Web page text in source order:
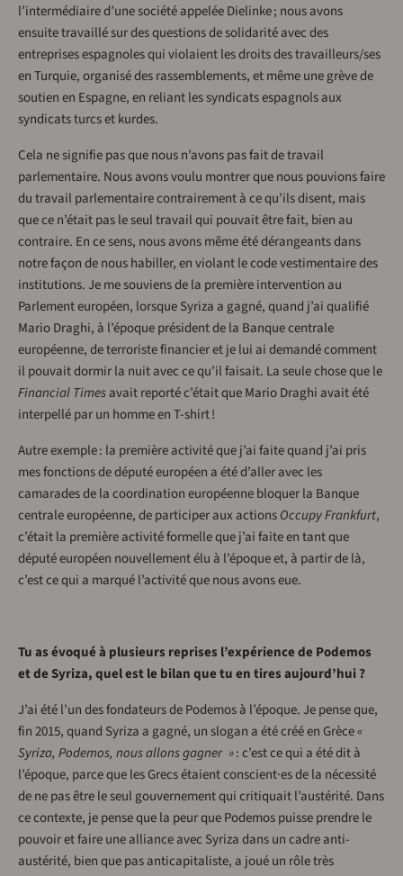
l’intermédiaire d’une société appelée Dielinke ; nous avons
ensuite travaillé sur des questions de solidarité avec des
entreprises espagnoles qui violaient les droits des travailleurs/ses
en Turquie, organisé des rassemblements, et même une grève de
soutien en Espagne, en reliant les syndicats espagnols aux
syndicats turcs et kurdes.
Cela ne signifie pas que nous n’avons pas fait de travail
parlementaire. Nous avons voulu montrer que nous pouvions faire
du travail parlementaire contrairement à ce qu’ils disent, mais
que ce n’était pas le seul travail qui pouvait être fait, bien au
contraire. En ce sens, nous avons même été dérangeants dans
notre façon de nous habiller, en violant le code vestimentaire des
institutions. Je me souviens de la première intervention au
Parlement européen, lorsque Syriza a gagné, quand j’ai qualifié
Mario Draghi, à l’époque président de la Banque centrale
européenne, de terroriste financier et je lui ai demandé comment
il pouvait dormir la nuit avec ce qu’il faisait. La seule chose que le
Financial Timesavait reporté c’était que Mario Draghi avait été
interpellé par un homme en T-shirt !
Autre exemple : la première activité que j’ai faite quand j’ai pris
mes fonctions de député européen a été d’aller avec les
camarades de la coordination européenne bloquer la Banque
centrale européenne, de participer aux actionsOccupy Frankfurt,
c’était la première activité formelle que j’ai faite en tant que
député européen nouvellement élu à l’époque et, à partir de là,
c’est ce qui a marqué l’activité que nous avons eue.
Tu as évoqué à plusieurs reprises l’expérience de Podemos
et de Syriza, quel est le bilan que tu en tires aujourd’hui ?
J’ai été l’un des fondateurs de Podemos à l’époque. Je pense que,
fin 2015, quand Syriza a gagné, un slogan a été créé en Grèce«
Syriza, Podemos, nous allons gagner »: c’est ce qui a été dit à
l’époque, parce que les Grecs étaient conscient·es de la nécessité
de ne pas être le seul gouvernement qui critiquait l’austérité. Dans
ce contexte, je pense que la peur que Podemos puisse prendre le
pouvoir et faire une alliance avec Syriza dans un cadre anti-
austérité, bien que pas anticapitaliste, a joué un rôle très